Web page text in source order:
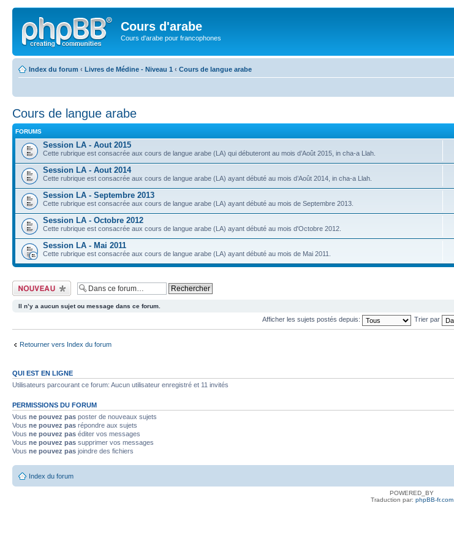
Cours d'arabe
Cours d'arabe pour francophones
Index du forum ‹ Livres de Médine - Niveau 1 ‹ Cours de langue arabe
Cours de langue arabe
FORUMS
Session LA - Aout 2015
Cette rubrique est consacrée aux cours de langue arabe (LA) qui débuteront au mois d’Août 2015, in cha-a Llah.
Session LA - Aout 2014
Cette rubrique est consacrée aux cours de langue arabe (LA) ayant débuté au mois d’Août 2014, in cha-a Llah.
Session LA - Septembre 2013
Cette rubrique est consacrée aux cours de langue arabe (LA) ayant débuté au mois de Septembre 2013.
Session LA - Octobre 2012
Cette rubrique est consacrée aux cours de langue arabe (LA) ayant débuté au mois d'Octobre 2012.
Session LA - Mai 2011
Cette rubrique est consacrée aux cours de langue arabe (LA) ayant débuté au mois de Mai 2011.
Ecrire un nouveau
sujet
Il n’y a aucun sujet ou message dans ce forum.
Afficher les sujets postés depuis: Trier par
Retourner vers Index du forum
QUI EST EN LIGNE
Utilisateurs parcourant ce forum: Aucun utilisateur enregistré et 11 invités
PERMISSIONS DU FORUM
Vous ne pouvez pas poster de nouveaux sujets
Vous ne pouvez pas répondre aux sujets
Vous ne pouvez pas éditer vos messages
Vous ne pouvez pas supprimer vos messages
Vous ne pouvez pas joindre des fichiers
Index du forum
POWERED_BY
Traduction par: phpBB-fr.com